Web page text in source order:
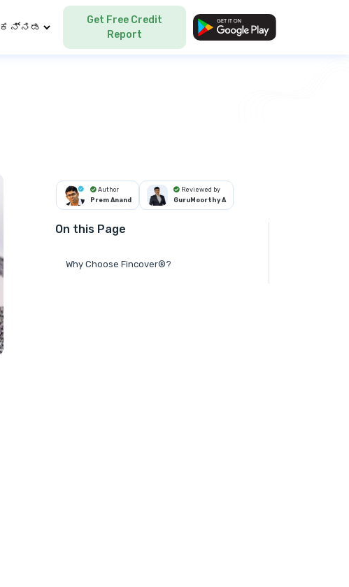
Select Language
Get Free Credit
Report
Author
Prem Anand
Reviewed by
GuruMoorthy A
On this Page
Why Choose Fincover®?